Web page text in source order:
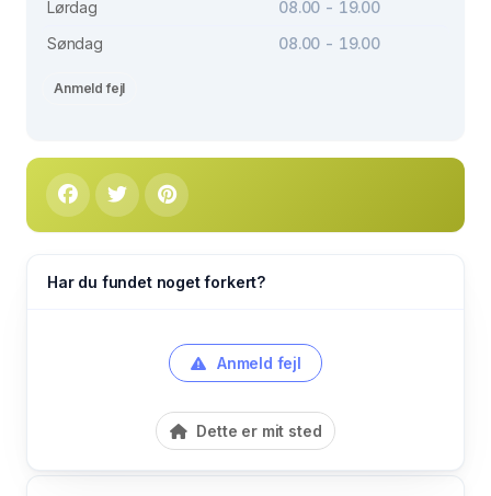
Lørdag
08.00 - 19.00
Søndag
08.00 - 19.00
Anmeld fejl
Har du fundet noget forkert?
Anmeld fejl
Dette er mit sted